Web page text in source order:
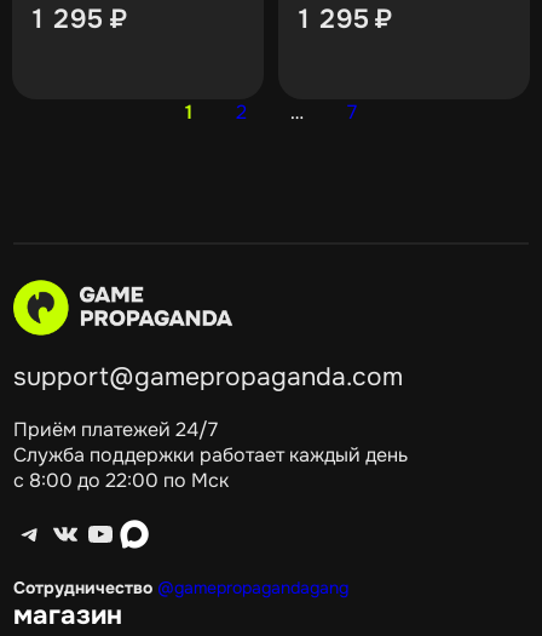
1 295 ₽ 1 295 ₽
1 2 … 7
support@gamepropaganda.com
Приём платежей 24/7
Служба поддержки работает каждый день
с 8:00 до 22:00 по Мск
Telegram ВКонтакте YouTube max
Сотрудничество @gamepropagandagang
магазин